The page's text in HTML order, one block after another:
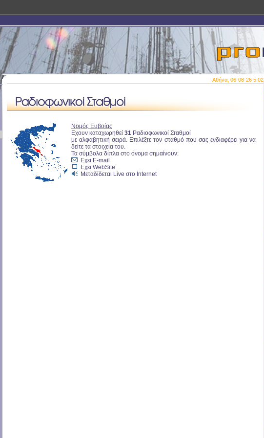
Αθήνα, 06-08-26 5:02
Νομός Ευβοίας
Εχουν καταχωρηθεί 31 Ραδιοφωνικοί Σταθμοί
με αλφαβητική σειρά. Επιλέξτε τον σταθμό που σας ενδιαφέρει για να
δείτε τα στοιχεία του.
Τα σύμβολα δίπλα στο όνομα σημαίνουν:
Εχει E-mail
Εχει WebSite
Μεταδίδεται Live στο Internet